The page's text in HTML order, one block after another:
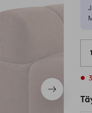
Seuraava
tuote